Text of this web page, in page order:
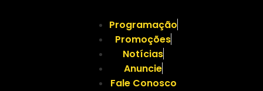
Programação
Promoções
Notícias
Anuncie
Fale Conosco